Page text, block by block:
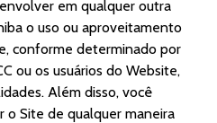
em qualquer outra
o uso ou aproveitamento
conforme determinado por
ou os usuários do Website,
Além disso, você
o Site de qualquer maneira